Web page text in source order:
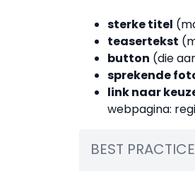
sterke titel
teasertekst
button (die
sprekende
link naar
webpagina:
BEST